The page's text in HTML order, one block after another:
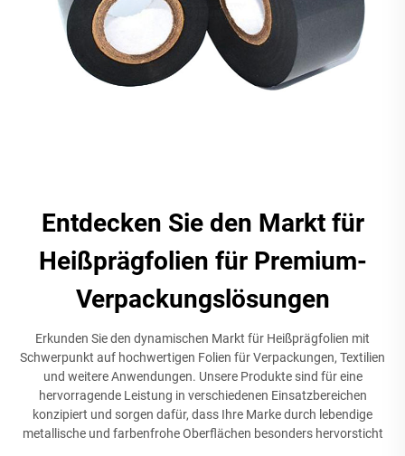
Entdecken Sie den Markt für
Heißprägfolien für Premium-
Verpackungslösungen
Erkunden Sie den dynamischen Markt für Heißprägfolien mit
Schwerpunkt auf hochwertigen Folien für Verpackungen, Textilien
und weitere Anwendungen. Unsere Produkte sind für eine
hervorragende Leistung in verschiedenen Einsatzbereichen
konzipiert und sorgen dafür, dass Ihre Marke durch lebendige
metallische und farbenfrohe Oberflächen besonders hervorsticht